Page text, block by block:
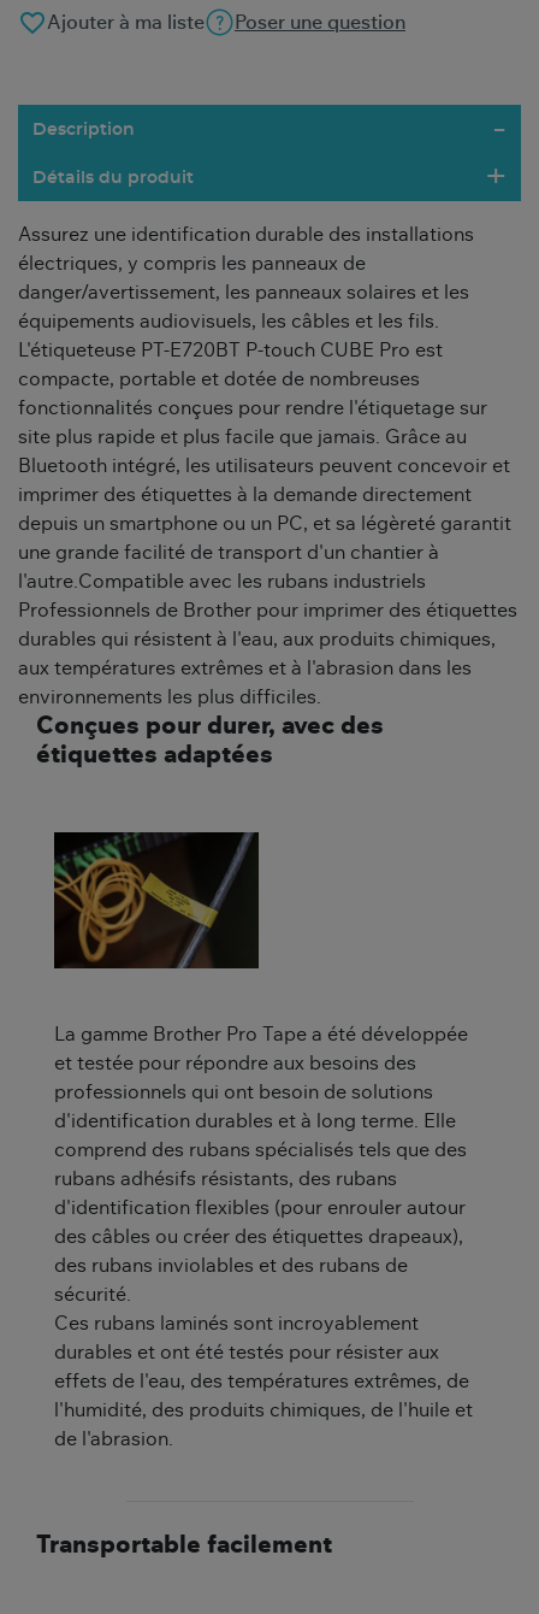
favorite_borderAjouter à ma liste Poser une question
Description
Détails du produit
Assurez une identification durable des installations
électriques, y compris les panneaux de
danger/avertissement, les panneaux solaires et les
équipements audiovisuels, les câbles et les fils.
L'étiqueteuse PT-E720BT P-touch CUBE Pro est
compacte, portable et dotée de nombreuses
fonctionnalités conçues pour rendre l'étiquetage sur
site plus rapide et plus facile que jamais. Grâce au
Bluetooth intégré, les utilisateurs peuvent concevoir et
imprimer des étiquettes à la demande directement
depuis un smartphone ou un PC, et sa légèreté garantit
une grande facilité de transport d'un chantier à
l'autre.Compatible avec les rubans industriels
Professionnels de Brother pour imprimer des étiquettes
durables qui résistent à l'eau, aux produits chimiques,
aux températures extrêmes et à l'abrasion dans les
environnements les plus difficiles.
Conçues pour durer, avec des
étiquettes adaptées
La gamme Brother Pro Tape a été développée
et testée pour répondre aux besoins des
professionnels qui ont besoin de solutions
d'identification durables et à long terme. Elle
comprend des rubans spécialisés tels que des
rubans adhésifs résistants, des rubans
d'identification flexibles (pour enrouler autour
des câbles ou créer des étiquettes drapeaux),
des rubans inviolables et des rubans de
sécurité.
Ces rubans laminés sont incroyablement
durables et ont été testés pour résister aux
effets de l'eau, des températures extrêmes, de
l'humidité, des produits chimiques, de l'huile et
de l'abrasion.
Transportable facilement